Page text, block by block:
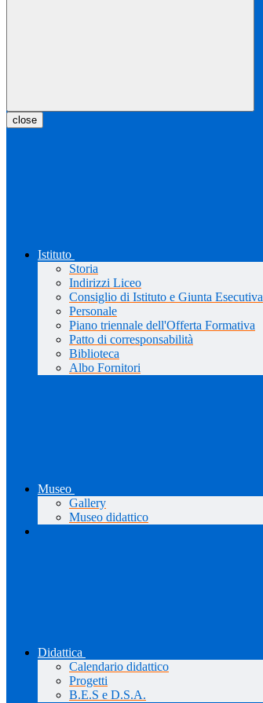
close
Istituto
Storia
Indirizzi Liceo
Consiglio di Istituto e Giunta Esecutiva
Personale
Piano triennale dell'Offerta Formativa
Patto di corresponsabilità
Biblioteca
Albo Fornitori
Museo
Gallery
Museo didattico
Didattica
Calendario didattico
Progetti
B.E.S e D.S.A.